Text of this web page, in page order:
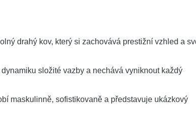
drahý kov, který si zachovává prestižní vzhled a
složité vazby a nechává vyniknout každý
maskulinně, sofistikovaně a představuje ukázkový